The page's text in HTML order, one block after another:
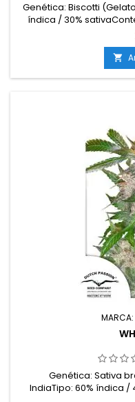
Genética: Biscotti
índica / 30%
floración: 8-9
interior: 500-600 g/
g/planta (lista a
interior; hasta 200

MARCA:
Genética: Sativa
IndiaTipo: 60% índica /